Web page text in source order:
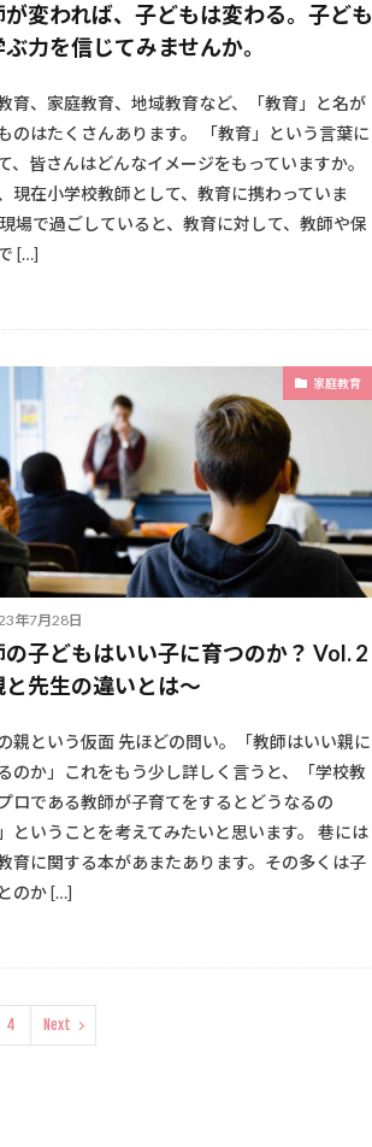
が変われば、子どもは変わる。子ども
力を信じてみませんか。
育、家庭教育、地域教育など、「教育」と名が
のはたくさんあります。 「教育」という言葉に
、皆さんはどんなイメージをもっていますか。
現在小学校教師として、教育に携わっていま
場で過ごしていると、教育に対して、教師や保
[…]
家庭教育
年7月28日
の子どもはいい子に育つのか？ Vol. 2
と先生の違いとは〜
親という仮面 先ほどの問い。「教師はいい親に
のか」これをもう少し詳しく言うと、「学校教
ロである教師が子育てをするとどうなるの
ということを考えてみたいと思います。 巷には
育に関する本があまたあります。その多くは子
のか […]
4 Next